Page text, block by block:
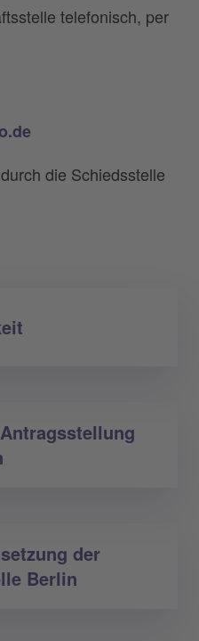
telefonisch, per
die Schiedsstelle
der
Berlin